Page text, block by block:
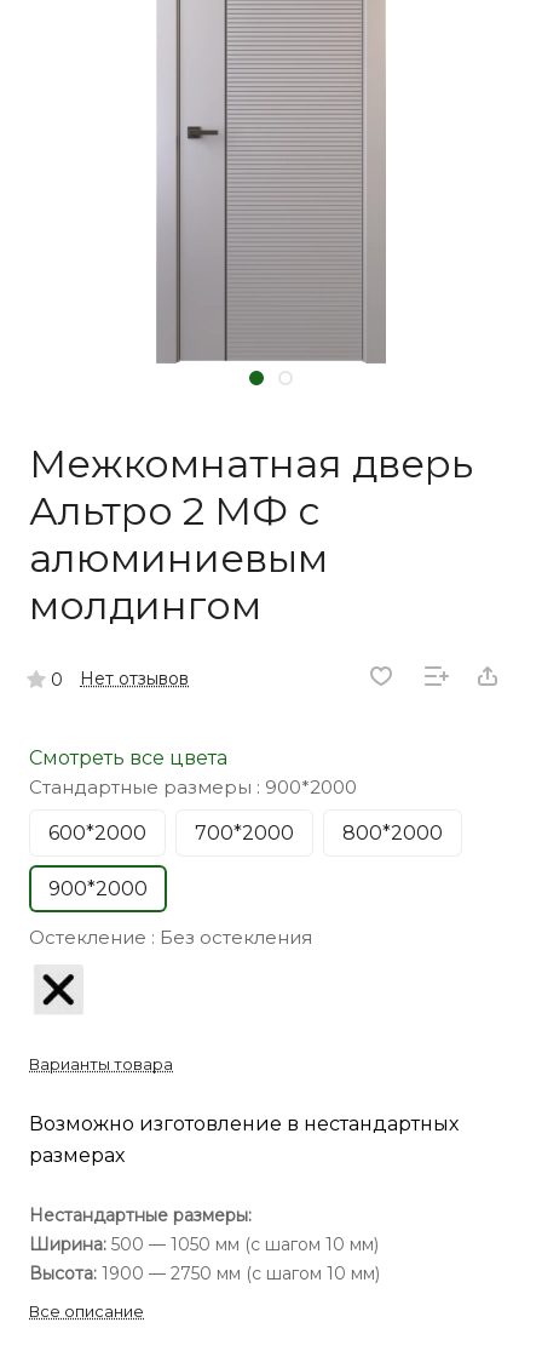
Межкомнатная дверь
Альтро 2 МФ с
алюминиевым
молдингом
0 Нет отзывов
Смотреть все цвета
Стандартные размеры : 900*2000
600*2000
700*2000 800*2000
900*2000
Остекление : Без остекления
Варианты товара
Возможно изготовление в нестандартных
размерах
Нестандартные размеры:
Ширина: 500 — 1050 мм (с шагом 10 мм)
Высота: 1900 — 2750 мм (с шагом 10 мм)
Все описание